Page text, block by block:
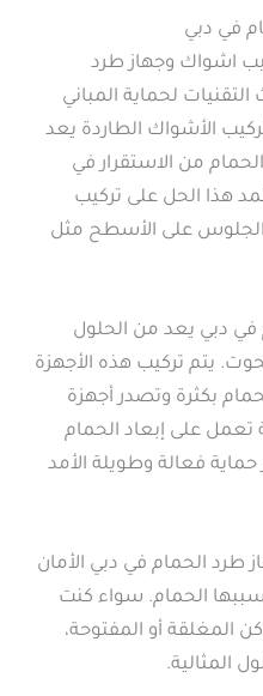
في دبي
اشواك وجهاز طرد
لحماية المباني
الأشواك الطاردة يعد
من الاستقرار في
هذا الحل على تركيب
على الأسطح مثل
في دبي يعد من الحلول
يتم تركيب هذه الأجهزة
بكثرة وتصدر أجهزة
تعمل على إبعاد الحمام
فعالة وطويلة الأمد
طرد الحمام في دبي الأمان
الحمام. سواء كنت
المغلقة أو المفتوحة،
المثالية.